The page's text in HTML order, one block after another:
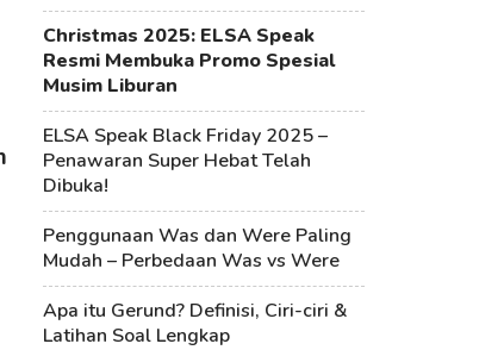
Christmas 2025: ELSA Speak
Resmi Membuka Promo Spesial
Musim Liburan
ELSA Speak Black Friday 2025 –
Penawaran Super Hebat Telah
Dibuka!
Penggunaan Was dan Were Paling
Mudah – Perbedaan Was vs Were
Apa itu Gerund? Definisi, Ciri-ciri &
Latihan Soal Lengkap